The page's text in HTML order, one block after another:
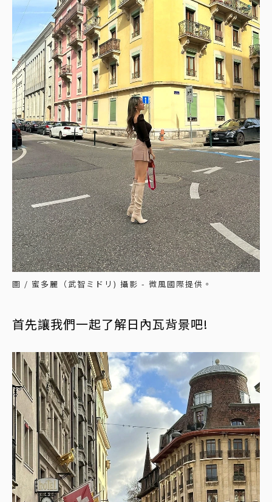
圖 / 蜜多麗（武智ミドリ) 攝影 - 微風國際提供。
首先讓我們一起了解日內瓦背景吧!